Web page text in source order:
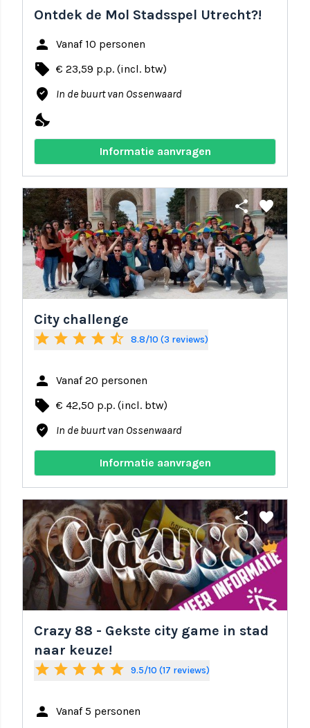
Ontdek de Mol Stadsspel Utrecht?!
person Vanaf 10 personen
local_offer € 23,59 p.p. (incl. btw)
where_to_vote In de buurt van Ossenwaard
nights_stay
Informatie aanvragen
share favorite
City challenge
star star star star star_half 8.8/10 (3 reviews)
person Vanaf 20 personen
local_offer € 42,50 p.p. (incl. btw)
where_to_vote In de buurt van Ossenwaard
Informatie aanvragen
share favorite
Crazy 88 - Gekste city game in stad
naar keuze!
star star star star star 9.5/10 (17 reviews)
person Vanaf 5 personen